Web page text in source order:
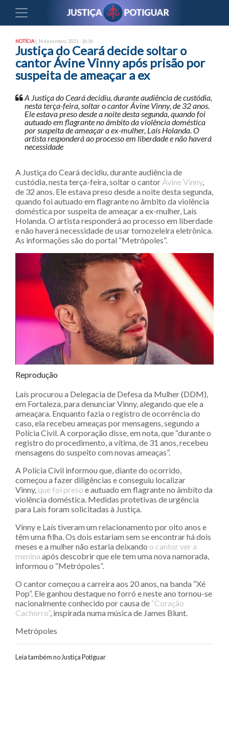
NOTÍCIA | 14 dezembro, 2021 - 16:56
Justiça do Ceará decide soltar o
cantor Ávine Vinny após prisão por
suspeita de ameaçar a ex
A Justiça do Ceará decidiu, durante audiência de custódia,
nesta terça-feira, soltar o cantor Ávine Vinny, de 32 anos.
Ele estava preso desde a noite desta segunda, quando foi
autuado em flagrante no âmbito da violência doméstica
por suspeita de ameaçar a ex-mulher, Laís Holanda. O
artista responderá ao processo em liberdade e não haverá
necessidade
A Justiça do Ceará decidiu, durante audiência de
custódia, nesta terça-feira, soltar o cantor Ávine Vinny,
de 32 anos. Ele estava preso desde a noite desta segunda,
quando foi autuado em flagrante no âmbito da violência
doméstica por suspeita de ameaçar a ex-mulher, Laís
Holanda. O artista responderá ao processo em liberdade
e não haverá necessidade de usar tornozeleira eletrônica.
As informações são do portal “Metrópoles”.
Reprodução
Laís procurou a Delegacia de Defesa da Mulher (DDM),
em Fortaleza, para denunciar Vinny, alegando que ele a
ameaçara. Enquanto fazia o registro de ocorrência do
caso, ela recebeu ameaças por mensagens, segundo a
Polícia Civil. A corporação disse, em nota, que “durante o
registro do procedimento, a vítima, de 31 anos, recebeu
mensagens do suspeito com novas ameaças”.
A Polícia Civil informou que, diante do ocorrido,
começou a fazer diligências e conseguiu localizar
Vinny, que foi preso e autuado em flagrante no âmbito da
violência doméstica. Medidas protetivas de urgência
para Laís foram solicitadas à Justiça.
Vinny e Laís tiveram um relacionamento por oito anos e
têm uma filha. Os dois estariam sem se encontrar há dois
meses e a mulher não estaria deixando o cantor ver a
menina após descobrir que ele tem uma nova namorada,
informou o “Metrópoles”.
O cantor começou a carreira aos 20 anos, na banda “Xé
Pop”. Ele ganhou destaque no forró e neste ano tornou-se
nacionalmente conhecido por causa de “Coração
Cachorro”, inspirada numa música de James Blunt.
Metrópoles
Leia também no Justiça Potiguar